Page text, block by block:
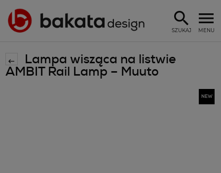
MENU
SZUKAJ
Lampa wisząca na listwie
AMBIT Rail Lamp – Muuto